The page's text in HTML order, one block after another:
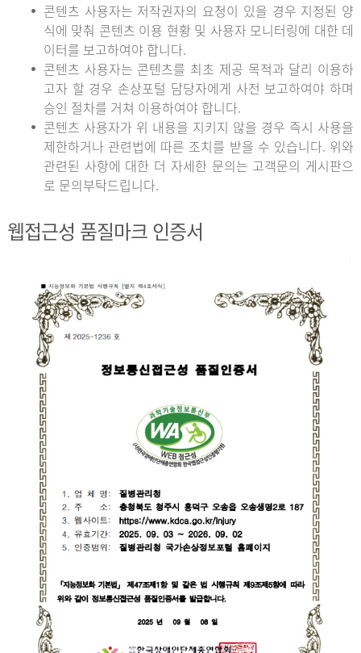
콘텐츠 사용자는 저작권자의 요청이 있을 경우 지정된 양
식에 맞춰 콘텐츠 이용 현황 및 사용자 모니터링에 대한 데
이터를 보고하여야 합니다.
콘텐츠 사용자는 콘텐츠를 최초 제공 목적과 달리 이용하
고자 할 경우 손상포털 담당자에게 사전 보고하여야 하며
승인 절차를 거쳐 이용하여야 합니다.
콘텐츠 사용자가 위 내용을 지키지 않을 경우 즉시 사용을
제한하거나 관련법에 따른 조치를 받을 수 있습니다. 위와
관련된 사항에 대한 더 자세한 문의는 고객문의 게시판으
로 문의부탁드립니다.
웹접근성 품질마크 인증서